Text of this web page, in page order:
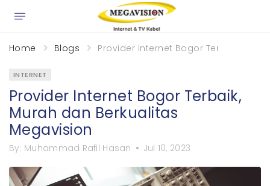
Home Blogs Provider Internet Bogor Terbaik,
INTERNET
Provider Internet Bogor Terbaik,
Murah dan Berkualitas
Megavision
By: Muhammad Rafil Hasan Jul 10, 2023